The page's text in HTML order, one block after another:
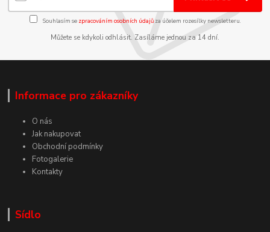
Souhlasím se zpracováním osobních údajůza účelem rozesílky newsletteru.
Můžete se kdykoli odhlásit. Zasíláme jednou za 14 dní.
Informace pro zákazníky
O nás
Jak nakupovat
Obchodní podmínky
Fotogalerie
Kontakty
Sídlo